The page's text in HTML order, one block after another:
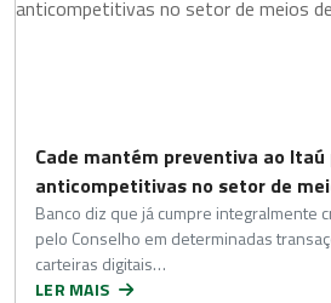
Cade mantém preventiva ao
anticompetitivas no setor de
Banco diz que já cumpre integralmente
pelo Conselho em determinadas
carteiras digitais…
LER MAIS